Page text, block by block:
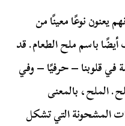
يعنون نوعًا معينًا من
باسم ملح الطعام. قد
في قلوبنا – حرفيًا – وفي
الملح، بالمعنى
المشحونة التي تشكل